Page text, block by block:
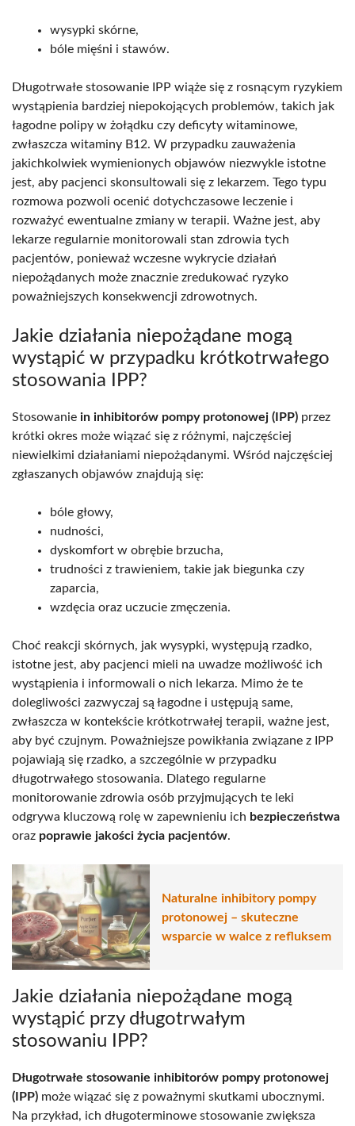
wysypki skórne,
bóle mięśni i stawów.
Długotrwałe stosowanie IPP wiąże się z rosnącym ryzykiem
wystąpienia bardziej niepokojących problemów, takich jak
łagodne polipy w żołądku czy deficyty witaminowe,
zwłaszcza witaminy B12. W przypadku zauważenia
jakichkolwiek wymienionych objawów niezwykle istotne
jest, aby pacjenci skonsultowali się z lekarzem. Tego typu
rozmowa pozwoli ocenić dotychczasowe leczenie i
rozważyć ewentualne zmiany w terapii. Ważne jest, aby
lekarze regularnie monitorowali stan zdrowia tych
pacjentów, ponieważ wczesne wykrycie działań
niepożądanych może znacznie zredukować ryzyko
poważniejszych konsekwencji zdrowotnych.
Jakie działania niepożądane mogą
wystąpić w przypadku krótkotrwałego
stosowania IPP?
Stosowanie in inhibitorów pompy protonowej (IPP) przez
krótki okres może wiązać się z różnymi, najczęściej
niewielkimi działaniami niepożądanymi. Wśród najczęściej
zgłaszanych objawów znajdują się:
bóle głowy,
nudności,
dyskomfort w obrębie brzucha,
trudności z trawieniem, takie jak biegunka czy
zaparcia,
wzdęcia oraz uczucie zmęczenia.
Choć reakcji skórnych, jak wysypki, występują rzadko,
istotne jest, aby pacjenci mieli na uwadze możliwość ich
wystąpienia i informowali o nich lekarza. Mimo że te
dolegliwości zazwyczaj są łagodne i ustępują same,
zwłaszcza w kontekście krótkotrwałej terapii, ważne jest,
aby być czujnym. Poważniejsze powikłania związane z IPP
pojawiają się rzadko, a szczególnie w przypadku
długotrwałego stosowania. Dlatego regularne
monitorowanie zdrowia osób przyjmujących te leki
odgrywa kluczową rolę w zapewnieniu ich bezpieczeństwa
oraz poprawie jakości życia pacjentów.
Naturalne inhibitory pompy
protonowej – skuteczne
wsparcie w walce z refluksem
Jakie działania niepożądane mogą
wystąpić przy długotrwałym
stosowaniu IPP?
Długotrwałe stosowanie inhibitorów pompy protonowej
(IPP) może wiązać się z poważnymi skutkami ubocznymi.
Na przykład, ich długoterminowe stosowanie zwiększa